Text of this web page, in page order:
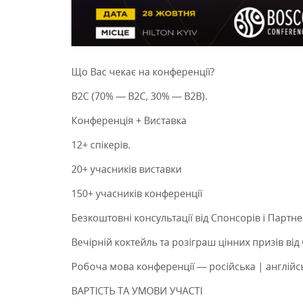
Що Вас чекає на конференції?
B2С (70% — B2С, 30% — B2В).
Конференція + Виставка
12+ спікерів.
20+ учасників виставки
150+ учасників конференції
Безкоштовні консультації від Спонсорів і
Вечірній коктейль та розіграш цінних призів
Робоча мова конференції — російська |
ВАРТІСТЬ ТА УМОВИ УЧАСТІ